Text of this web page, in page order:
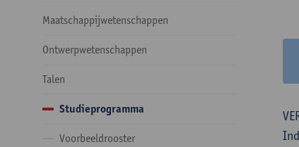
Maatschappijwetenschappen
Ontwerpwetenschappen
Talen
Studieprogramma
Voorbeeldrooster